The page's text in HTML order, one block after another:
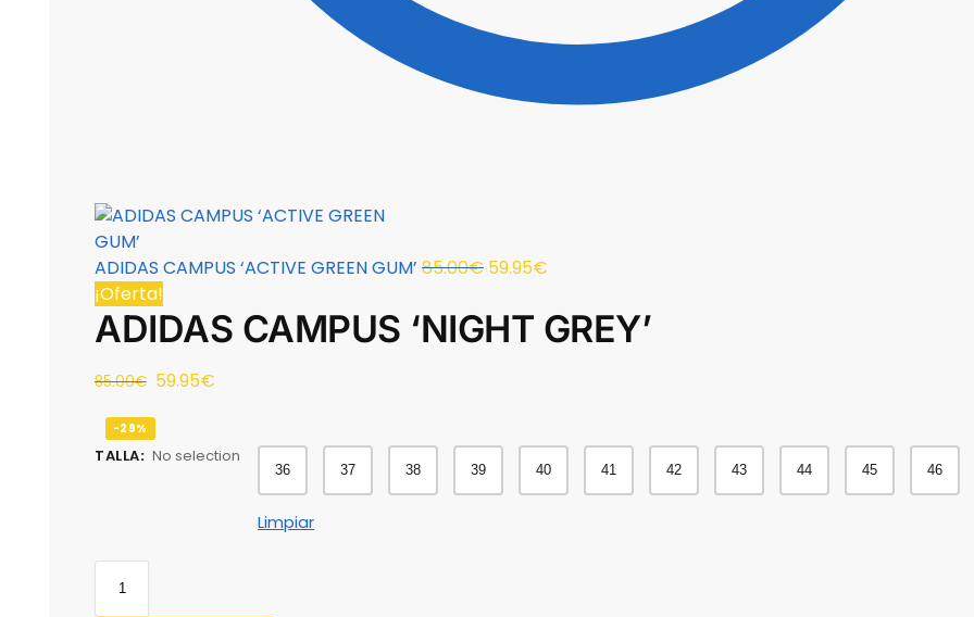
ADIDAS CAMPUS ‘ACTIVE GREEN GUM’ 85.00€ 59.95€
¡Oferta!
ADIDAS CAMPUS ‘NIGHT GREY’
85.00€ 59.95€
-29%
TALLA: No selection
36 37 38 39 40 41 42 43 44 45 46
Limpiar